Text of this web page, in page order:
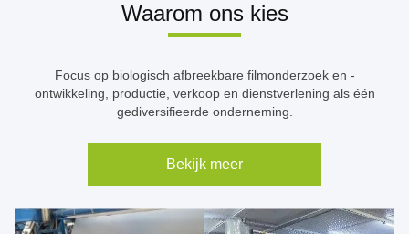
Waarom ons kies
Focus op biologisch afbreekbare filmonderzoek en -
ontwikkeling, productie, verkoop en dienstverlening als één
gediversifieerde onderneming.
Bekijk meer